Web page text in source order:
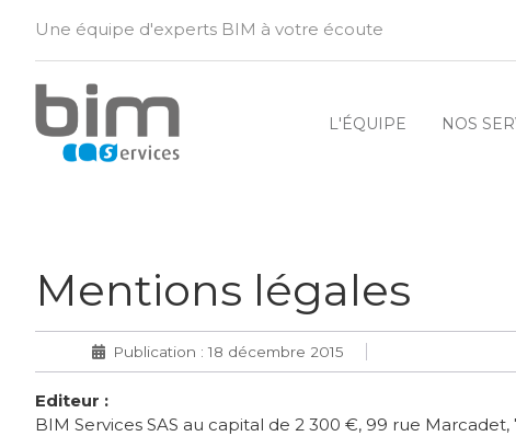
Une équipe d'experts BIM à votre écoute
L'ÉQUIPE NOS
Mentions légales
Publication : 18 décembre 2015
Editeur :
BIM Services SAS au capital de 2 300 €, 99 rue Marcadet,